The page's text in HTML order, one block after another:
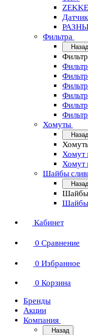
Фильтра
Хомуты
Хомут
Хомут
Шайбы
Шайбы
Шайбы
Кабинет
0 Сравнение
0 Избранное
0 Корзина
Бренды
Акции
Компания
Назад